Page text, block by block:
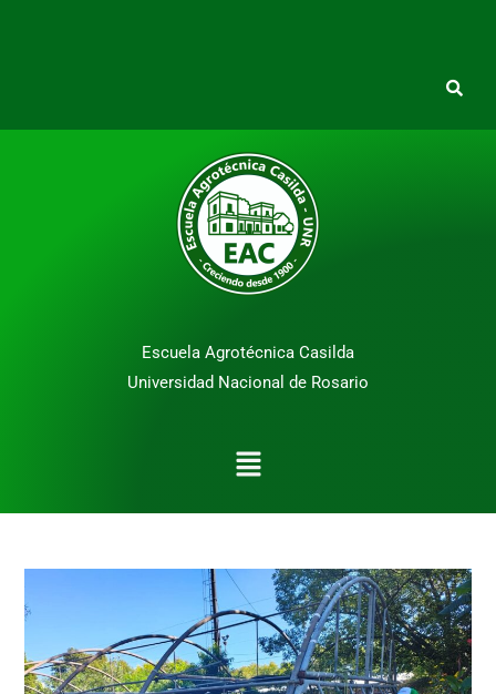
Escuela Agrotécnica Casilda
Universidad Nacional de Rosario